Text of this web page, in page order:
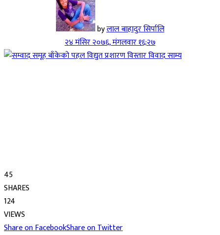
byलाल बाहादुर सिर्पालि
२४ मंसिर २०७६, मंगलवार १६:२७
45
SHARES
124
VIEWS
Share on FacebookShare on Twitter